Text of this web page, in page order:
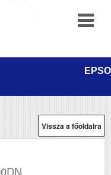
Vissza a főoldalra